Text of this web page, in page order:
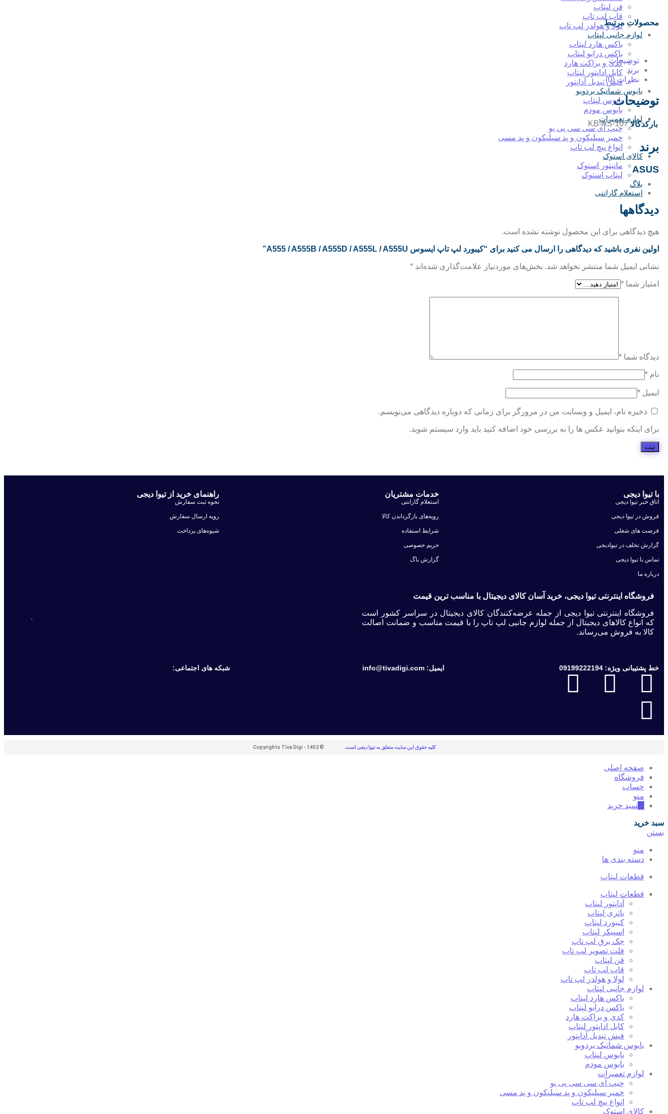
فن لپتاپ
قاب لپ تاپ
لولا و هولدر لپ تاپ
لوازم جانبی لپتاپ
باکس هارد لپتاپ
باکس درایو لپتاپ
کدی و براکت هارد
کابل اداپتور لپتاپ
فیش تبدیل آداپتور
بایوس شماتیک بردویو
بایوس لپتاپ
بایوس مودم
لوازم تعمیرات
چیپ آی سی سی پی یو
خمیر سیلیکون و پد سیلیکون و پد مسی
انواع پیچ لپ تاپ
کالای استوک
مانیتور استوک
لپتاپ استوک
بلاگ
استعلام گارانتی
محصولات مرتبط
توضیحات
برند
نظرات (0)
توضیحات
بارکدکالا KB-AS-107
برند
ASUS
دیدگاهها
هیچ دیدگاهی برای این محصول نوشته نشده است.
اولین نفری باشید که دیدگاهی را ارسال می کنید برای “کیبورد لپ تاپ ایسوس A555 / A555B / A555D / A555L / A555U”
نشانی ایمیل شما منتشر نخواهد شد. بخش‌های موردنیاز علامت‌گذاری شده‌اند *
امتیاز شما *
دیدگاه شما *
نام *
ایمیل *
ذخیره نام، ایمیل و وبسایت من در مرورگر برای زمانی که دوباره دیدگاهی می‌نویسم.
برای اینکه بتوانید عکس ها را به بررسی خود اضافه کنید باید وارد سیستم شوید.
با تیوا دیجی
اتاق خبر تیوا دیجی
فروش در تیوا دیجی
فرصت های شغلی
گزارش تخلف در تیوادیجی
تماس با تیوا دیجی
درباره ما
خدمات مشتریان
استعلام گارانتی
رویه‌های بازگرداندن کالا
شرایط استفاده
حریم خصوصی
گزارش باگ
راهنمای خرید از تیوا دیجی
نحوه ثبت سفارش
رویه ارسال سفارش
شیوه‌های پرداخت
فروشگاه اینترنتی تیوا دیجی، خرید آسان کالای دیجیتال با مناسب ترین قیمت
فروشگاه اینترنتی تیوا دیجی از جمله عرضه‌کنندگان کالای دیجیتال در سراسر کشور است
که انواع کالاهای دیجیتال از جمله لوازم جانبی لپ تاپ را با قیمت مناسب و ضمانت اصالت
کالا به فروش می‌رساند.
خط پشتیبانی ویژه: 09199222194 ایمیل: info@tivadigi.com شبکه های اجتماعی:
کلیه حقوق این سایت متعلق به تیوا دیجی است. © Copyrights Tiva Digi - 1402
صفحه اصلی
فروشگاه
حساب
منو
سبد خرید
سبد خرید
بستن
منو
دسته بندی ها
قطعات لپتاپ
قطعات لپتاپ
آداپتور لپتاپ
باتری لپتاپ
کیبورد لپتاپ
اسپیکر لپتاپ
جک برق لپ تاپ
فلت تصویر لپ تاپ
فن لپتاپ
قاب لپ تاپ
لولا و هولدر لپ تاپ
لوازم جانبی لپتاپ
باکس هارد لپتاپ
باکس درایو لپتاپ
کدی و براکت هارد
کابل اداپتور لپتاپ
فیش تبدیل آداپتور
بایوس شماتیک بردویو
بایوس لپتاپ
بایوس مودم
لوازم تعمیرات
چیپ آی سی سی پی یو
خمیر سیلیکون و پد سیلیکون و پد مسی
انواع پیچ لپ تاپ
کالای استوک